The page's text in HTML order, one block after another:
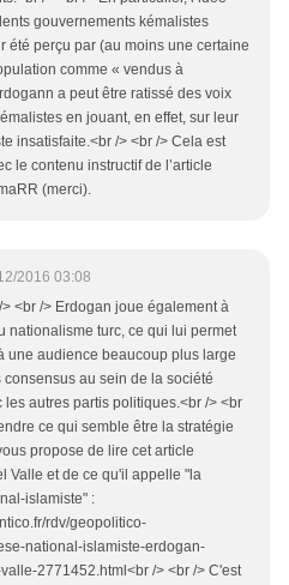
gouvernements kémalistes
été perçu par (au moins une certaine
comme « vendus à
a peut être ratissé des voix
en jouant, en effet, sur leur
insatisfaite.<br /> <br /> Cela est
le contenu instructif de l’article
(merci).
2016 03:08
<br /> Erdogan joue également à
nationalisme turc, ce qui lui permet
une audience beaucoup plus large
consensus au sein de la société
les autres partis politiques.<br /> <br
ce qui semble être la stratégie
propose de lire cet article
Valle et de ce qu'il appelle "la
islamiste" :
rdv/geopolitico-
national-islamiste-erdogan-
2771452.html<br /> <br /> C'est